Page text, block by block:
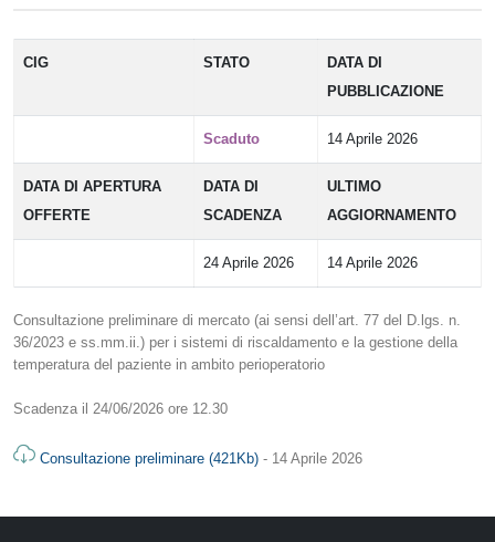
CIG STATO
DATA DI
PUBBLICAZIONE
Scaduto 14 Aprile 2026
DATA DI APERTURA
OFFERTE
DATA DI
SCADENZA
ULTIMO
AGGIORNAMENTO
24 Aprile 2026 14 Aprile 2026
Consultazione preliminare di mercato (ai sensi dell’art. 77 del D.lgs. n.
36/2023 e ss.mm.ii.) per i sistemi di riscaldamento e la gestione della
temperatura del paziente in ambito perioperatorio
Scadenza il 24/06/2026 ore 12.30
Consultazione preliminare (421Kb) - 14 Aprile 2026